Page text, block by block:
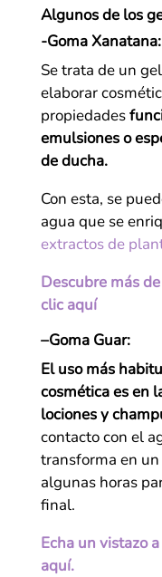
Algunos de los
-Goma Xanatana:
Se trata de un
elaborar
propiedades
emulsiones o
de ducha.
Con esta, se
agua que se
extractos de
Descubre más
clic aquí
–Goma Guar:
El uso más
cosmética es en
lociones y
contacto con el
transforma en
algunas horas
final.
Echa un vistazo
aquí.